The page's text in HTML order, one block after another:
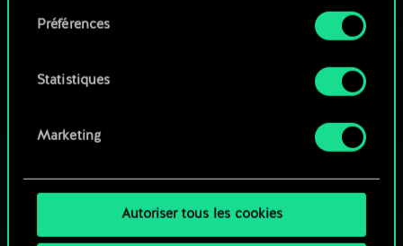
Vous pouvez consulter tous les détails sur notre
préférences dans le menu "Paramètres" ci-
Préférences
Statistiques
Marketing
Autoriser tous les cookies